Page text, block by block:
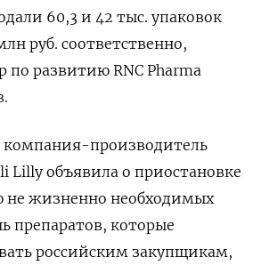
60,3 и 42 тыс. упаковок
руб. соответственно,
по развитию RNC Pharma
компания-производитель
Lilly объявила о приостановке
не жизненно необходимых
препаратов, которые
российским закупщикам,